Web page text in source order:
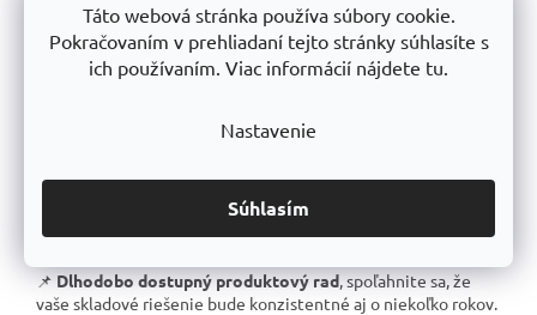
Táto webová stránka používa súbory cookie.
Pokračovaním v prehliadaní tejto stránky súhlasíte s
ich používaním. Viac informácií nájdete tu.
Nastavenie
Súhlasím
Skvelá stabilita, pevná oceľová konštrukcia testovaná na
extrémne zaťaženie.
Garantovaná nosnosť, každý regál je certifikovaný na
Perfektná ergonómia, jednoduchá manipulácia a
📌Bezkonkurenčný pomer kvalita/cena, výborné
spracovanie za férovú cenu.
📌Dlhodobo dostupný produktový rad, spoľahnite sa, že
vaše skladové riešenie bude konzistentné aj o niekoľko rokov.